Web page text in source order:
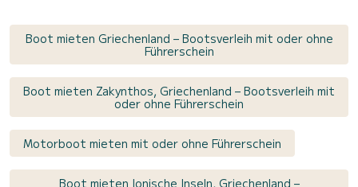
Boot mieten Griechenland – Bootsverleih mit oder ohne
Führerschein
Boot mieten Zakynthos, Griechenland – Bootsverleih mit
oder ohne Führerschein
Motorboot mieten mit oder ohne Führerschein
Boot mieten Ionische Inseln, Griechenland –